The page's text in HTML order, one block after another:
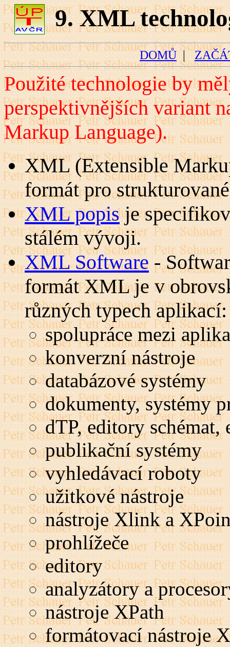
9. XML
DOMŮ|
Použité technologie by
perspektivnějších variant
Markup Language).
XML (Extensible
formát pro
XML popisje
stálém vývoji.
XML Software-
formát XML je v
různých typech aplikací:
spolupráce mezi
konverzní nástroje
databázové systémy
dokumenty, systémy
dTP, editory schémat,
publikační systémy
vyhledávací roboty
užitkové nástroje
nástroje Xlink a
prohlížeče
editory
analyzátory a
nástroje XPath
formátovací nástroje